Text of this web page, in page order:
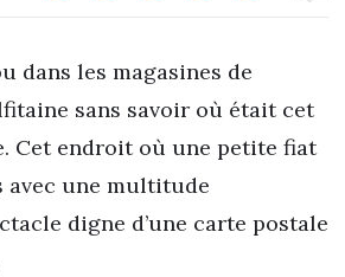
dans les magasines de
sans savoir où était cet
Cet endroit où une petite fiat
avec une multitude
digne d’une carte postale